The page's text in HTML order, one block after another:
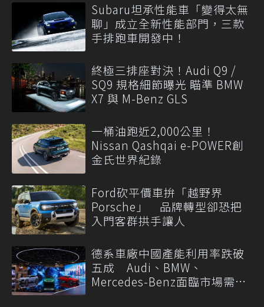
Subaru坦承性能車「變得太無
聊」成立全新性能部門，三款
手排跑車開發中！
終極三排座對決！Audi Q9 /
SQ9 規格細節曝光 瞄準 BMW
X7 與 M-Benz GLS
一桶油跑近2,000公里！
Nissan Qashqai e-POWER創
金氏世界紀錄
Ford砍平價車拚「越野界
Porsche」 品牌轉型卻恐把
入門客群拱手讓人
德系車廠中國產能利用率跌破
五成 Audi、BMW、
Mercedes-Benz面臨市場需求